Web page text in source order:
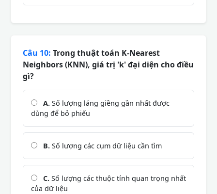
Câu 10: Trong thuật toán K-Nearest
Neighbors (KNN), giá trị 'k' đại diện cho điều
gì?
A. Số lượng láng giềng gần nhất được
dùng để bỏ phiếu
B. Số lượng các cụm dữ liệu cần tìm
C. Số lượng các thuộc tính quan trọng nhất
của dữ liệu